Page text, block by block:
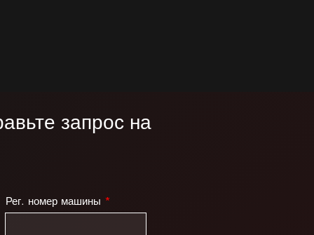
запрос на
Рег. номер машины